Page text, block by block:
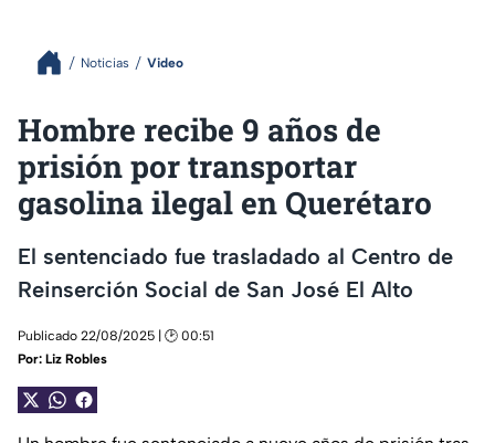
Noticias Video
Hombre recibe 9 años de
prisión por transportar
gasolina ilegal en Querétaro
El sentenciado fue trasladado al Centro de
Reinserción Social de San José El Alto
Publicado 22/08/2025 | 🕑 00:51
Por: Liz Robles